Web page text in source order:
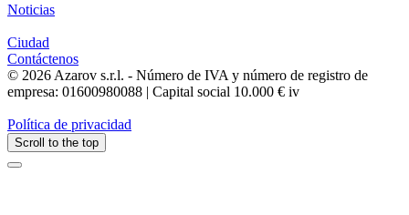
Noticias
Ciudad
Contáctenos
© 2026 Azarov s.r.l. - Número de IVA y número de registro de
empresa: 01600980088 | Capital social 10.000 € iv
Política de privacidad
Scroll to the top